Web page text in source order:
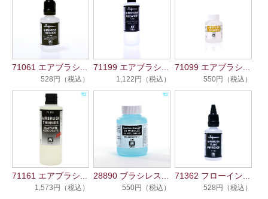
71061 エアブラシ...
528円（税込）
71199 エアブラシ...
1,122円（税込）
71099 エアブラシ...
550円（税込）
71161 エアブラシ...
1,573円（税込）
28890 ブラシレス...
550円（税込）
71362 フローイン...
528円（税込）